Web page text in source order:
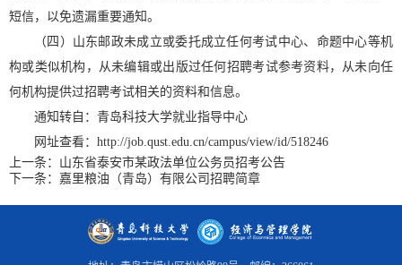
短信，以免遗漏重要通知。
（四）山东邮政未成立或委托成立任何考试中心、命题中心等机
构或类似机构，从未编辑或出版过任何招聘考试参考资料，从未向任
何机构提供过招聘考试相关的资料和信息。
通知转自：青岛科技大学就业指导中心
网址查看：http://job.qust.edu.cn/campus/view/id/518246
上一条： 山东省泰安市某政法单位公务员招考公告
下一条： 嘉里粮油（青岛）有限公司招聘简章